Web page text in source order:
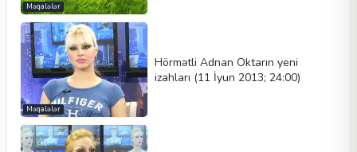
Məqalələr
Məqalələr
Hörmətli Adnan Oktarın yeni
izahları (11 İyun 2013; 24:00)